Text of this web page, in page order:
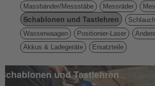
Massbänder/Messstäbe
Messräder
Schablonen und Tastlehren
Wasserwaagen
Positionier-Laser
Akkus & Ladegeräte
Ersatzteile
Schablonen und Tastlehren